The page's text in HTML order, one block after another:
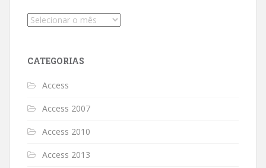
Arquivos
CATEGORIAS
Access
Access 2007
Access 2010
Access 2013